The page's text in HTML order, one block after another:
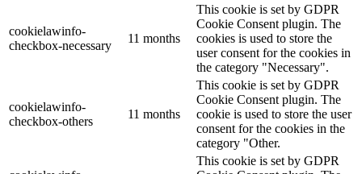
cookielawinfo-
checkbox-necessary
11 months
This cookie is set by GDPR
Cookie Consent plugin. The
cookies is used to store the
user consent for the cookies in
the category "Necessary".
cookielawinfo-
checkbox-others
11 months
This cookie is set by GDPR
Cookie Consent plugin. The
cookie is used to store the user
consent for the cookies in the
category "Other.
This cookie is set by GDPR